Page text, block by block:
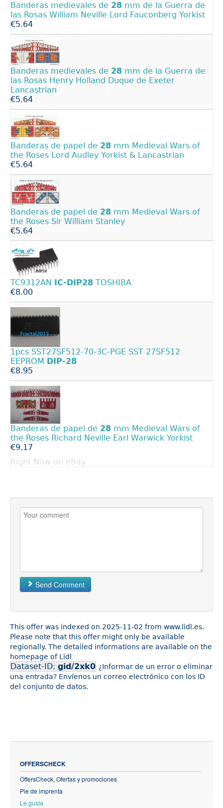
Banderas medievales de 28 mm de la Guerra de
las Rosas William Neville Lord Fauconberg Yorkist
€5.64
Banderas medievales de 28 mm de la Guerra de
las Rosas Henry Holland Duque de Exeter
Lancastrian
€5.64
Banderas de papel de 28 mm Medieval Wars of
the Roses Lord Audley Yorkist & Lancastrian
€5.64
Banderas de papel de 28 mm Medieval Wars of
the Roses Sir William Stanley
€5.64
TC9312AN IC-DIP28 TOSHIBA
€8.00
1pcs SST27SF512-70-3C-PGE SST 27SF512
EEPROM
DIP-28
€8.95
Banderas de papel de 28 mm Medieval Wars of
the Roses Richard Neville Earl Warwick Yorkist
€9.17
Right Now on eBay
Send Comment
This offer was indexed on 2025-11-02 from www.lidl.es.
Please note that this offer might only be available
regionally. The detailed informations are available on the
homepage of Lidl
Dataset-ID: gid/2xk0 ¿Informar de un error o eliminar
una entrada? Envíenos un correo electrónico con los ID
del conjunto de datos.
OFFERSCHECK
OffersCheck, Ofertas y promociones
Pie de imprenta
Le gusta